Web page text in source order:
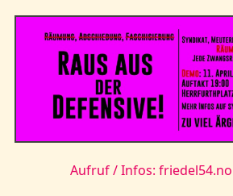
Aufruf / Infos: